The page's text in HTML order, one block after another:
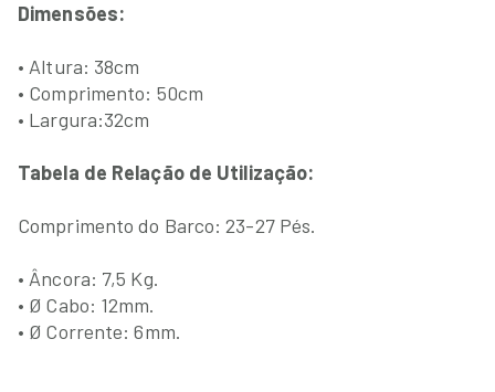
Dimensões:
• Altura: 38cm
• Comprimento: 50cm
• Largura:32cm
Tabela de Relação de Utilização:
Comprimento do Barco: 23-27 Pés.
• Âncora: 7,5 Kg.
• Ø Cabo: 12mm.
• Ø Corrente: 6mm.